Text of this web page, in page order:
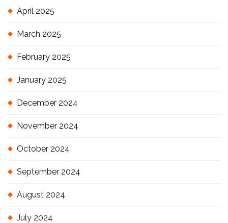
April 2025
March 2025
February 2025
January 2025
December 2024
November 2024
October 2024
September 2024
August 2024
July 2024